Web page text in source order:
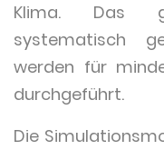
Klima. Das
systematisch
werden für
durchgeführt.
Die